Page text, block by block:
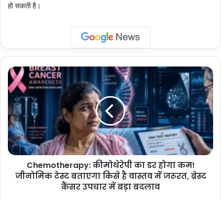
हो सकती है।
Chemotherapy:
कीमोथेरेपी
का
डर
होगा
कम!
जीनोमिक
टेस्ट
बताएगा
Chemotherapy: कीमोथेरेपी का डर होगा कम!
जीनोमिक टेस्ट बताएगा किसे है वास्तव में जरूरत, ब्रेस्ट
कैंसर उपचार में बड़ा बदलाव